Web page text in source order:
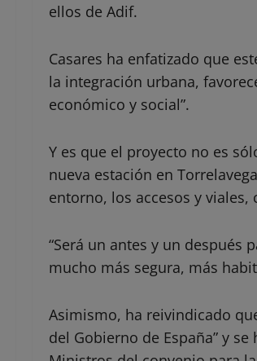
ellos de Adif.
Casares ha enfatizado que
la integración urbana,
económico y social”.
Y es que el proyecto no es
nueva estación en
entorno, los accesos y
“Será un antes y un después
mucho más segura, más
Asimismo, ha reivindicado
del Gobierno de España” y